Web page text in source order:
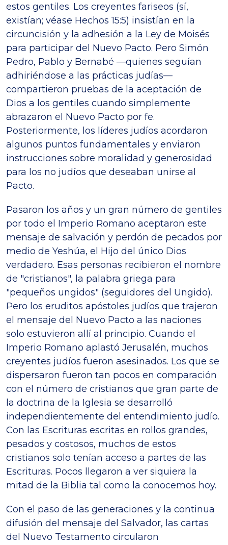
estos gentiles. Los creyentes fariseos (sí,
existían; véase Hechos 15:5) insistían en la
circuncisión y la adhesión a la Ley de Moisés
para participar del Nuevo Pacto. Pero Simón
Pedro, Pablo y Bernabé —quienes seguían
adhiriéndose a las prácticas judías—
compartieron pruebas de la aceptación de
Dios a los gentiles cuando simplemente
abrazaron el Nuevo Pacto por fe.
Posteriormente, los líderes judíos acordaron
algunos puntos fundamentales y enviaron
instrucciones sobre moralidad y generosidad
para los no judíos que deseaban unirse al
Pacto.
Pasaron los años y un gran número de gentiles
por todo el Imperio Romano aceptaron este
mensaje de salvación y perdón de pecados por
medio de Yeshúa, el Hijo del único Dios
verdadero. Esas personas recibieron el nombre
de "cristianos", la palabra griega para
"pequeños ungidos" (seguidores del Ungido).
Pero los eruditos apóstoles judíos que trajeron
el mensaje del Nuevo Pacto a las naciones
solo estuvieron allí al principio. Cuando el
Imperio Romano aplastó Jerusalén, muchos
creyentes judíos fueron asesinados. Los que se
dispersaron fueron tan pocos en comparación
con el número de cristianos que gran parte de
la doctrina de la Iglesia se desarrolló
independientemente del entendimiento judío.
Con las Escrituras escritas en rollos grandes,
pesados y costosos, muchos de estos
cristianos solo tenían acceso a partes de las
Escrituras. Pocos llegaron a ver siquiera la
mitad de la Biblia tal como la conocemos hoy.
Con el paso de las generaciones y la continua
difusión del mensaje del Salvador, las cartas
del Nuevo Testamento circularon